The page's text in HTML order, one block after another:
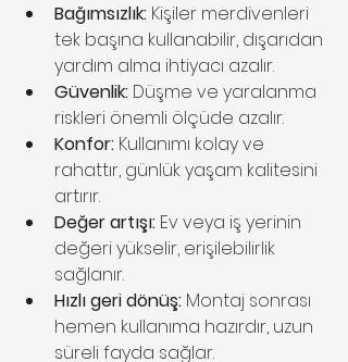
Bağımsızlık: Kişiler merdivenleri
tek başına kullanabilir, dışarıdan
yardım alma ihtiyacı azalır.
Güvenlik: Düşme ve yaralanma
riskleri önemli ölçüde azalır.
Konfor: Kullanımı kolay ve
rahattır, günlük yaşam kalitesini
artırır.
Değer artışı: Ev veya iş yerinin
değeri yükselir, erişilebilirlik
sağlanır.
Hızlı geri dönüş: Montaj sonrası
hemen kullanıma hazırdır, uzun
süreli fayda sağlar.